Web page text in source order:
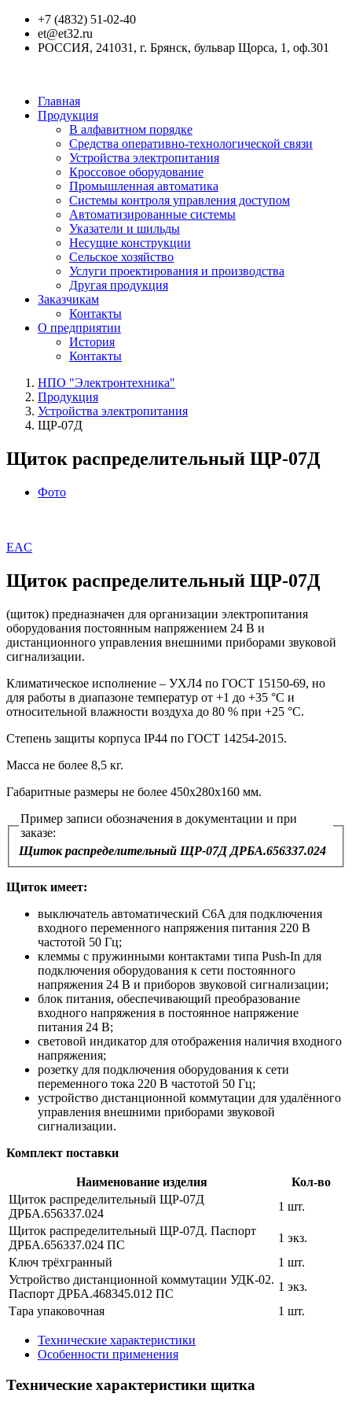
+7 (4832) 51-02-40
et@et32.ru
РОССИЯ, 241031, г. Брянск, бульвар Щорса, 1, оф.301
Главная
Продукция
В алфавитном порядке
Средства оперативно-технологической связи
Устройства электропитания
Кроссовое оборудование
Промышленная автоматика
Системы контроля управления доступом
Автоматизированные системы
Указатели и шильды
Несущие конструкции
Сельское хозяйство
Услуги проектирования и производства
Другая продукция
Заказчикам
Контакты
О предприятии
История
Контакты
НПО "Электронтехника"
Продукция
Устройства электропитания
ЩР‑07Д
Щиток распределительный ЩР‑07Д
Фото
EAC
Щиток распределительный ЩР‑07Д
(щиток) предназначен для организации электропитания
оборудования постоянным напряжением 24 В и
дистанционного управления внешними приборами звуковой
сигнализации.
Климатическое исполнение – УХЛ4 по ГОСТ 15150‑69, но
для работы в диапазоне температур от +1 до +35 °С и
относительной влажности воздуха до 80 % при +25 °С.
Степень защиты корпуса IP44 по ГОСТ 14254‑2015.
Масса не более 8,5 кг.
Габаритные размеры не более 450x280x160 мм.
Пример записи обозначения в документации и при
заказе:
Щиток распределительный ЩР‑07Д ДРБА.656337.024
Щиток имеет:
выключатель автоматический C6A для подключения
входного переменного напряжения питания 220 В
частотой 50 Гц;
клеммы с пружинными контактами типа Push‑In для
подключения оборудования к сети постоянного
напряжения 24 В и приборов звуковой сигнализации;
блок питания, обеспечивающий преобразование
входного напряжения в постоянное напряжение
питания 24 В;
световой индикатор для отображения наличия входного
напряжения;
розетку для подключения оборудования к сети
переменного тока 220 В частотой 50 Гц;
устройство дистанционной коммутации для удалённого
управления внешними приборами звуковой
сигнализации.
Комплект поставки
Наименование изделия
Кол-во
Щиток распределительный ЩР‑07Д
ДРБА.656337.024
1 шт.
Щиток распределительный ЩР-07Д. Паспорт
ДРБА.656337.024 ПС
1 экз.
Ключ трёхгранный
1 шт.
Устройство дистанционной коммутации УДК‑02.
Паспорт ДРБА.468345.012 ПС
1 экз.
Тара упаковочная
1 шт.
Технические характеристики
Особенности применения
Технические характеристики щитка